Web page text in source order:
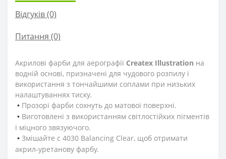
Відгуків (0)
Питання (0)
Акрилові фарби для аерографії Createx Illustration на
водній основі, призначені для чудового розпилу і
використання з тончайшими соплами при низьких
налаштуваннях тиску.
• Прозорі фарби сохнуть до матової поверхні.
• Виготовлені з використанням світлостійких пігментів
і міцного звязуючого.
• Змішайте с 4030 Balancing Clear, щоб отримати
акрил-уретанову фарбу.